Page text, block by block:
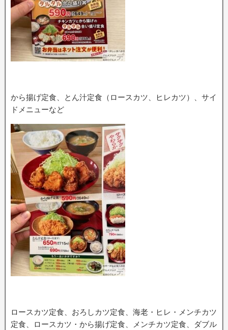
から揚げ定食、とん汁定食（ロースカツ、ヒレカツ）、サイ
ドメニューなど
ロースカツ定食、おろしカツ定食、海老・ヒレ・メンチカツ
定食、ロースカツ・から揚げ定食、メンチカツ定食、ダブル